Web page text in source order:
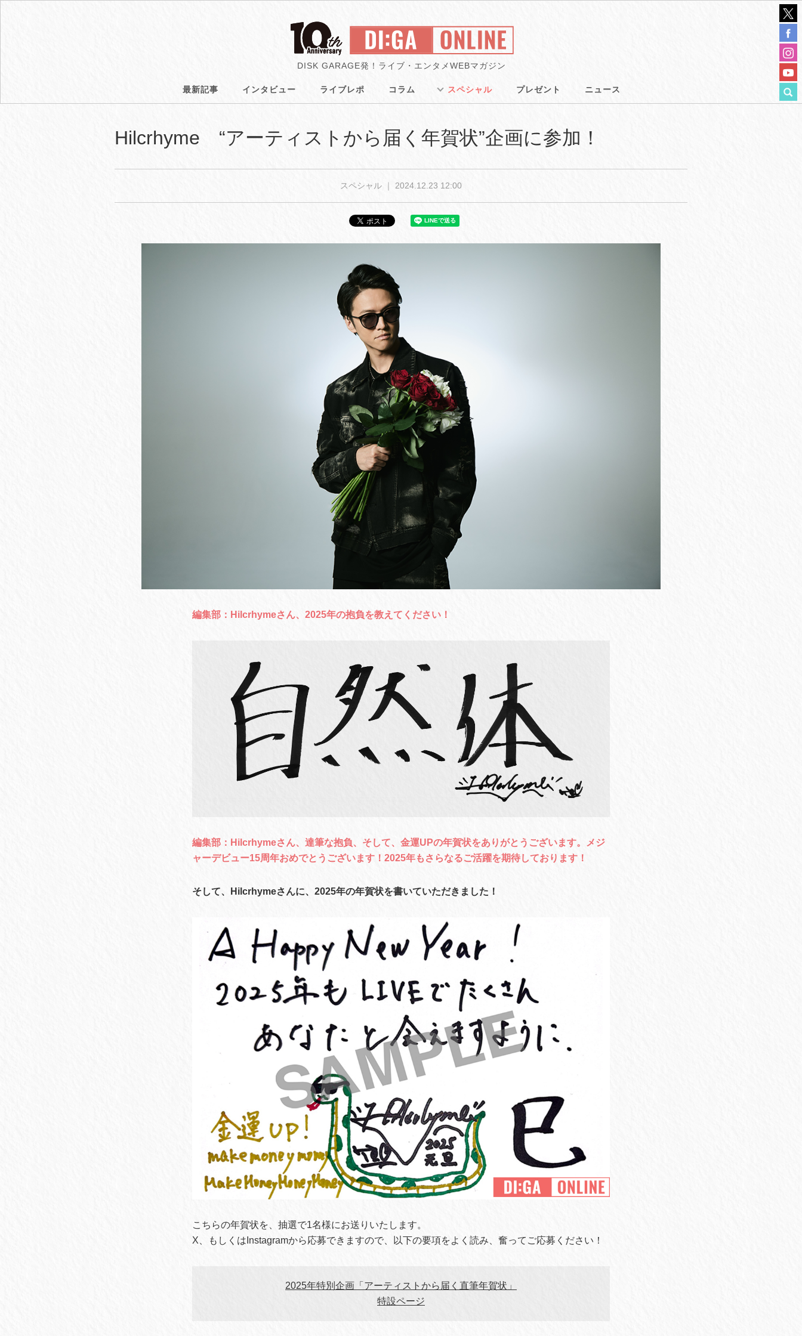
DISK GARAGE発！ライブ・エンタメWEBマガジン
最新記事 インタビュー ライブレポ コラム スペシャル プレゼント ニュース
Hilcrhyme “アーティストから届く年賀状”企画に参加！
スペシャル ｜ 2024.12.23 12:00
編集部：Hilcrhymeさん、2025年の抱負を教えてください！
編集部：Hilcrhymeさん、達筆な抱負、そして、金運UPの年賀状をありがとうございます。メジ
ャーデビュー15周年おめでとうございます！2025年もさらなるご活躍を期待しております！
そして、Hilcrhymeさんに、2025年の年賀状を書いていただきました！
こちらの年賀状を、抽選で1名様にお送りいたします。
X、もしくはInstagramから応募できますので、以下の要項をよく読み、奮ってご応募ください！
2025年特別企画「アーティストから届く直筆年賀状」
特設ページ